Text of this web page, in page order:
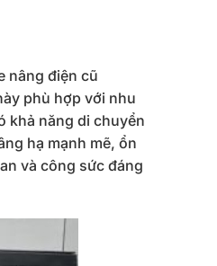
nâng điện cũ
phù hợp với nhu
khả năng di chuyển
hạ mạnh mẽ, ổn
và công sức đáng